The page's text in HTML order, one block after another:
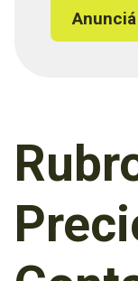
Anunciá